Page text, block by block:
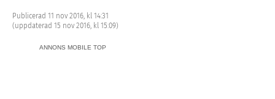
Publicerad 11 nov 2016, kl 14:31
(uppdaterad 15 nov 2016, kl 15:09)
ANNONS MOBILE TOP